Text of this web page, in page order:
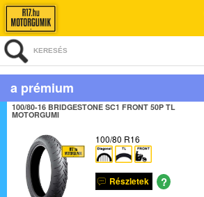
KERESÉS
a prémium
100/80-16 BRIDGESTONE SC1 FRONT 50P TL
MOTORGUMI
100/80 R16
Részletek ?